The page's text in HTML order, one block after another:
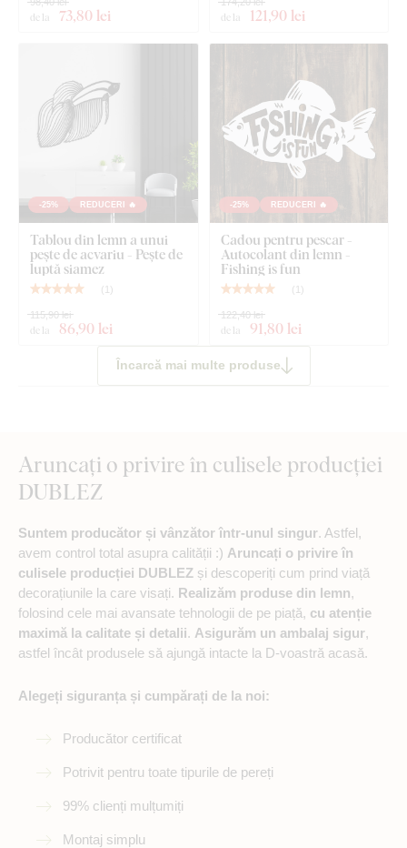
de la 73,80 lei de la 121,90 lei
-25% REDUCERI 🔥
Tablou din lemn a unui
pește de acvariu - Pește de
luptă siamez
( 1 )
de la 86,90 lei
115,90 lei
-25% REDUCERI 🔥
Cadou pentru pescar -
Autocolant din lemn -
Fishing is fun
( 1 )
de la 91,80 lei
122,40 lei
Încarcă mai multe produse
Aruncați o privire în culisele producției
DUBLEZ
Suntem producător și vânzător într-unul singur. Astfel,
avem control total asupra calității :) Aruncați o privire în
culisele producției DUBLEZ și descoperiți cum prind viață
decorațiunile la care visați. Realizăm produse din lemn,
folosind cele mai avansate tehnologii de pe piață, cu atenție
maximă la calitate și detalii. Asigurăm un ambalaj sigur,
astfel încât produsele să ajungă intacte la D-voastră acasă.
Alegeți siguranța și cumpărați de la noi:
Producător certificat
Potrivit pentru toate tipurile de pereți
99% clienți mulțumiți
Montaj simplu